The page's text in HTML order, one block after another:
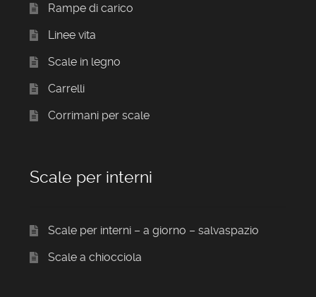
Rampe di carico
Linee vita
Scale in legno
Carrelli
Corrimani per scale
Scale per interni
Scale per interni – a giorno – salvaspazio
Scale a chiocciola